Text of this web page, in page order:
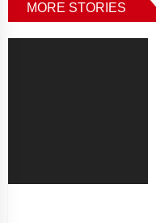
MORE STORIES